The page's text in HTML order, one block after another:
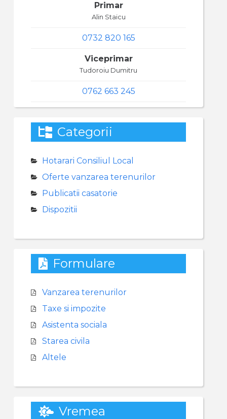
Primar
Alin Staicu
0732 820 165
Viceprimar
Tudoroiu Dumitru
0762 663 245
Categorii
Hotarari Consiliul Local
Oferte vanzarea terenurilor
Publicatii casatorie
Dispozitii
Formulare
Vanzarea terenurilor
Taxe si impozite
Asistenta sociala
Starea civila
Altele
Vremea